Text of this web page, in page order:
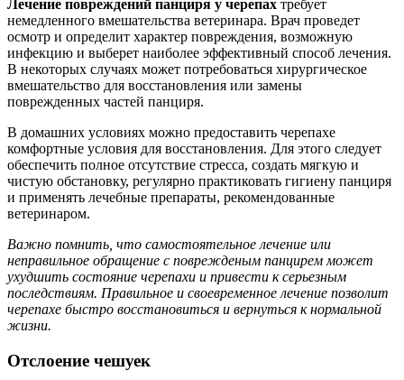
Лечение повреждений панциря у черепах требует
немедленного вмешательства ветеринара. Врач проведет
осмотр и определит характер повреждения, возможную
инфекцию и выберет наиболее эффективный способ лечения.
В некоторых случаях может потребоваться хирургическое
вмешательство для восстановления или замены
поврежденных частей панциря.
В домашних условиях можно предоставить черепахе
комфортные условия для восстановления. Для этого следует
обеспечить полное отсутствие стресса, создать мягкую и
чистую обстановку, регулярно практиковать гигиену панциря
и применять лечебные препараты, рекомендованные
ветеринаром.
Важно помнить, что самостоятельное лечение или
неправильное обращение с поврежденым панцирем может
ухудшить состояние черепахи и привести к серьезным
последствиям. Правильное и своевременное лечение позволит
черепахе быстро восстановиться и вернуться к нормальной
жизни.
Отслоение чешуек